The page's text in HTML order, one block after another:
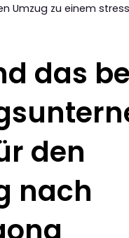
Umzug zu einem
das
den
nach